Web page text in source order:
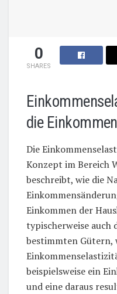
0
SHARES
die
Die
Konzept im Bereich
beschreibt, wie die
Einkommen der
typischerweise auch
bestimmten Gütern,
beispielsweise ein
und eine daraus